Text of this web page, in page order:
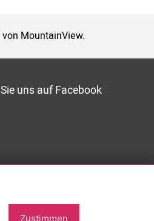
MountainView.
uns auf Facebook
Zustimmen